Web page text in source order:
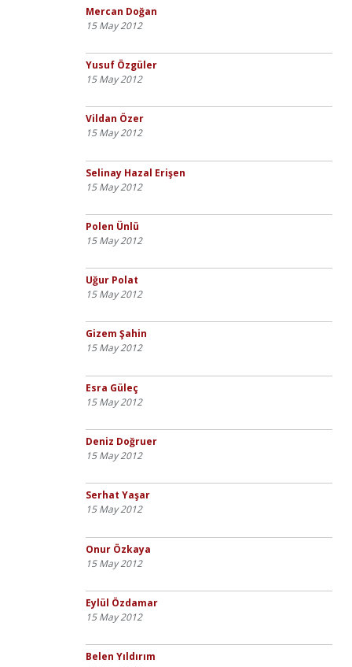
Mercan Doğan
15 May 2012
Yusuf Özgüler
15 May 2012
Vildan Özer
15 May 2012
Selinay Hazal Erişen
15 May 2012
Polen Ünlü
15 May 2012
Uğur Polat
15 May 2012
Gizem Şahin
15 May 2012
Esra Güleç
15 May 2012
Deniz Doğruer
15 May 2012
Serhat Yaşar
15 May 2012
Onur Özkaya
15 May 2012
Eylül Özdamar
15 May 2012
Belen Yıldırım